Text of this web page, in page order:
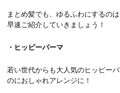
まとめ髪でも、ゆるふわにするの
早速ご紹介していきましょう！
・ヒッピーパーマ
若い世代からも大人気のヒッピー
のにおしゃれアレンジに！